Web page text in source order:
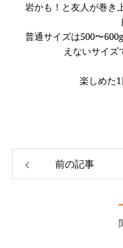
岩かも！と友人が巻き
普通サイズは500〜
えないサイズ
楽しめた
前の記事